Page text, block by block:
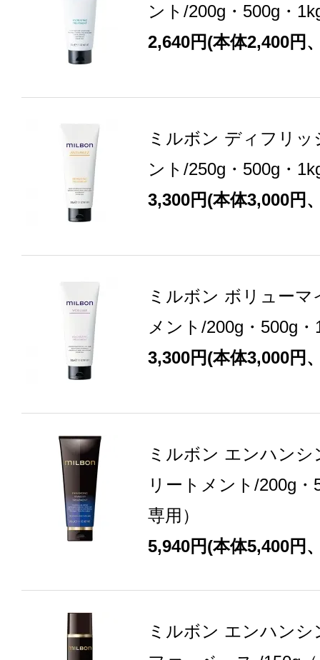
ント/200g・500g・
2,640円(本体2,400円
ミルボン ディフリ
ント/250g・500g・
3,300円(本体3,000円
ミルボン ボリュー
メント/200g・500g
3,300円(本体3,000円
ミルボン エンハン
リートメント/200g
専用）
5,940円(本体5,400円
ミルボン エンハン